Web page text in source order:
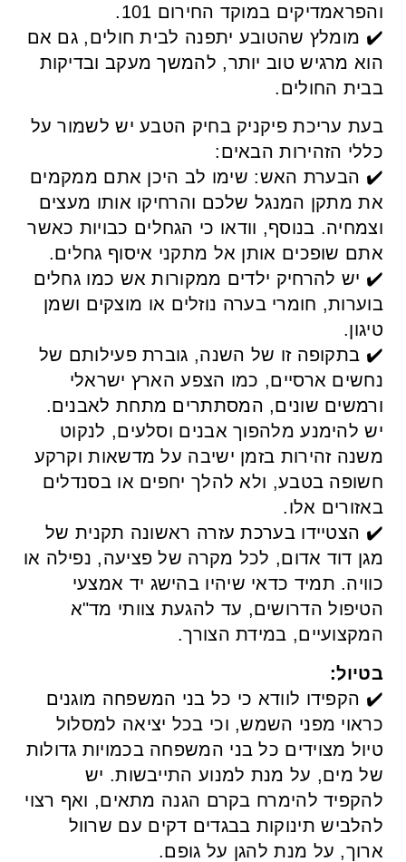
והפראמדיקים במוקד החירום 101.
✔️ מומלץ שהטובע יתפנה לבית חולים, גם אם
הוא מרגיש טוב יותר, להמשך מעקב ובדיקות
בבית החולים.
בעת עריכת פיקניק בחיק הטבע יש לשמור על
כללי הזהירות הבאים:
✔️ הבערת האש: שימו לב היכן אתם ממקמים
את מתקן המנגל שלכם והרחיקו אותו מעצים
וצמחיה. בנוסף, וודאו כי הגחלים כבויות כאשר
אתם שופכים אותן אל מתקני איסוף גחלים.
✔️ יש להרחיק ילדים ממקורות אש כמו גחלים
בוערות, חומרי בערה נוזלים או מוצקים ושמן
טיגון.
✔️ בתקופה זו של השנה, גוברת פעילותם של
נחשים ארסיים, כמו הצפע הארץ ישראלי
ורמשים שונים, המסתתרים מתחת לאבנים.
יש להימנע מלהפוך אבנים וסלעים, לנקוט
משנה זהירות בזמן ישיבה על מדשאות וקרקע
חשופה בטבע, ולא להלך יחפים או בסנדלים
באזורים אלו.
✔️ הצטיידו בערכת עזרה ראשונה תקנית של
מגן דוד אדום, לכל מקרה של פציעה, נפילה או
כוויה. תמיד כדאי שיהיו בהישג יד אמצעי
הטיפול הדרושים, עד להגעת צוותי מד"א
המקצועיים, במידת הצורך.
בטיול:
✔️ הקפידו לוודא כי כל בני המשפחה מוגנים
כראוי מפני השמש, וכי בכל יציאה למסלול
טיול מצוידים כל בני המשפחה בכמויות גדולות
של מים, על מנת למנוע התייבשות. יש
להקפיד להימרח בקרם הגנה מתאים, ואף רצוי
להלביש תינוקות בבגדים דקים עם שרוול
ארוך, על מנת להגן על גופם.